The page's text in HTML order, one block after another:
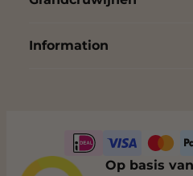
Information
Op basis